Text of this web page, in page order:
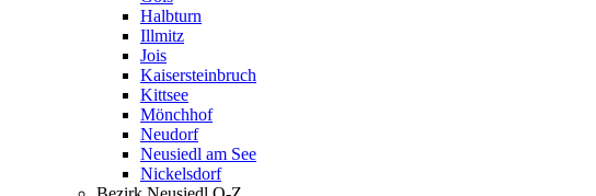
Halbturn
Illmitz
Jois
Kaisersteinbruch
Kittsee
Mönchhof
Neudorf
Neusiedl am See
Nickelsdorf